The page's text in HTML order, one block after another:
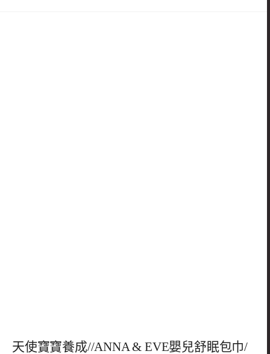
天使寶寶養成//ANNA & EVE嬰兒舒眠包巾/